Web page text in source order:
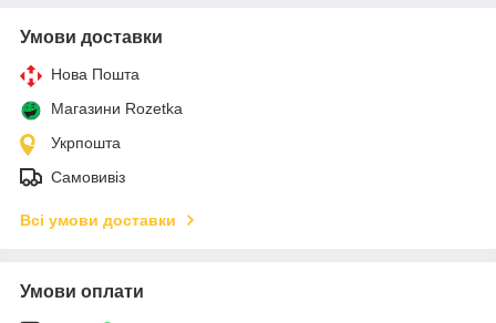
Умови доставки
Нова Пошта
Магазини Rozetka
Укрпошта
Самовивіз
Всі умови доставки
Умови оплати